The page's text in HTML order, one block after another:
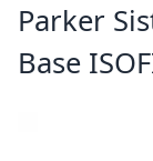
Parker
Base